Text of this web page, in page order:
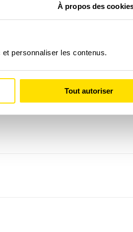
À propos des
personnaliser les contenus.
Tout autoriser